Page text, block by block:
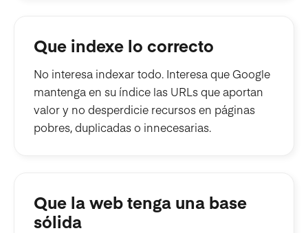
Que indexe lo correcto
No interesa indexar todo. Interesa que Google
mantenga en su índice las URLs que aportan
valor y no desperdicie recursos en páginas
pobres, duplicadas o innecesarias.
Que la web tenga una base
sólida